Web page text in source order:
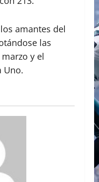
amantes del
las
y el
Uno.